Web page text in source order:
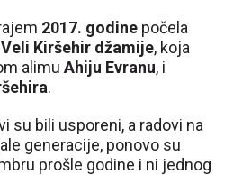
2017. godine počela
Kiršehir džamije, koja
alimuAhiju Evranu, i
.
su bili usporeni, a radovi na
generacije, ponovo su
prošle godine i ni jednog